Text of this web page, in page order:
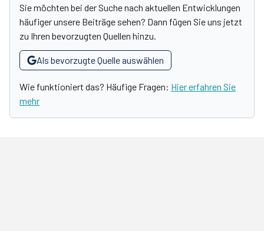
Sie möchten bei der Suche nach aktuellen Entwicklungen
häufiger unsere Beiträge sehen? Dann fügen Sie uns jetzt
zu Ihren bevorzugten Quellen hinzu.
Als bevorzugte Quelle auswählen
Wie funktioniert das? Häufige Fragen: Hier erfahren Sie
mehr